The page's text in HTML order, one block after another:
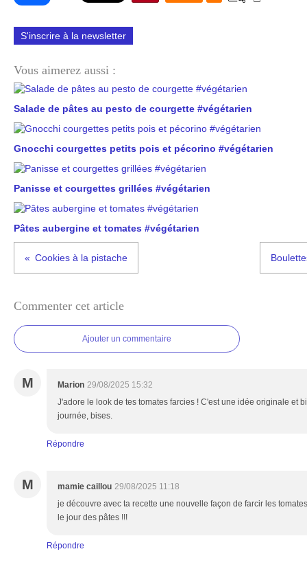
S'inscrire à la newsletter
Vous aimerez aussi :
Salade de pâtes au pesto de courgette #végétarien
Gnocchi courgettes petits pois et pécorino #végétarien
Panisse et courgettes grillées #végétarien
Pâtes aubergine et tomates #végétarien
Cookies à la pistache
Commenter cet article
Ajouter un commentaire
M Marion 29/08/2025 15:32
J'adore le look de tes tomates farcies ! C'est une idée originale et
journée, bises.
Répondre
M mamie caillou 29/08/2025 11:18
je découvre avec ta recette une nouvelle façon de farcir les
le jour des pâtes !!!
Répondre